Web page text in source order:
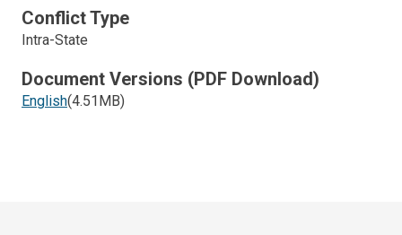
Conflict Type
Intra-State
Document Versions (PDF Download)
English(4.51MB)